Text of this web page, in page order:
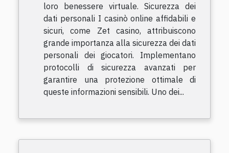
loro benessere virtuale. Sicurezza dei
dati personali I casinò online affidabili e
sicuri, come Zet casino, attribuiscono
grande importanza alla sicurezza dei dati
personali dei giocatori. Implementano
protocolli di sicurezza avanzati per
garantire una protezione ottimale di
queste informazioni sensibili. Uno dei...